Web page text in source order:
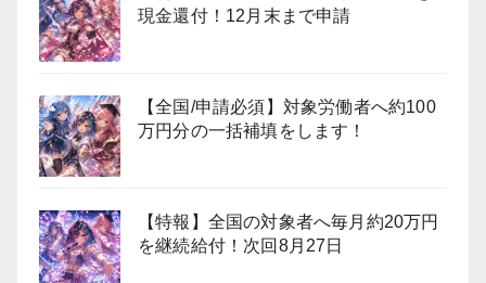
現金還付！12月末まで申請
【全国/申請必須】対象労働者へ約100
万円分の一括補填をします！
【特報】全国の対象者へ毎月約20万円
を継続給付！次回8月27日